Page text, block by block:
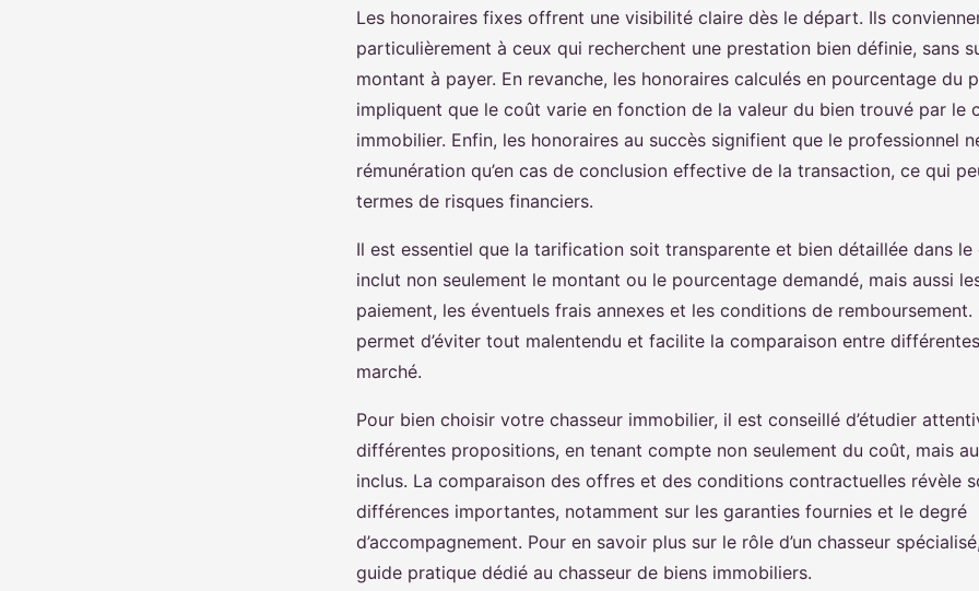
Les honoraires fixes offrent une visibilité claire dès le départ. Ils
particulièrement à ceux qui recherchent une prestation bien définie, sans
montant à payer. En revanche, les honoraires calculés en pourcentage du
impliquent que le coût varie en fonction de la valeur du bien trouvé par le
immobilier. Enfin, les honoraires au succès signifient que le professionnel
rémunération qu’en cas de conclusion effective de la transaction, ce qui
termes de risques financiers.
Il est essentiel que la tarification soit transparente et bien détaillée dans
inclut non seulement le montant ou le pourcentage demandé, mais aussi
paiement, les éventuels frais annexes et les conditions de
permet d’éviter tout malentendu et facilite la comparaison entre
marché.
Pour bien choisir votre chasseur immobilier, il est conseillé d’étudier
différentes propositions, en tenant compte non seulement du coût, mais
inclus. La comparaison des offres et des conditions contractuelles révèle
différences importantes, notamment sur les garanties fournies et le degré
d’accompagnement. Pour en savoir plus sur le rôle d’un chasseur
guide pratique dédié au chasseur de biens immobiliers.